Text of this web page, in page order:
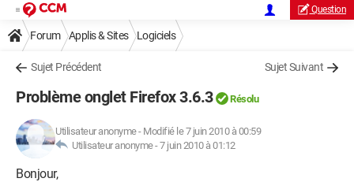
Question
Forum Applis & Sites Logiciels
Sujet Précédent Sujet Suivant
Problème onglet Firefox 3.6.3 Résolu
Utilisateur anonyme- Modifié le 7 juin 2010 à 00:59
Utilisateur anonyme -7 juin 2010 à 01:12
Bonjour,